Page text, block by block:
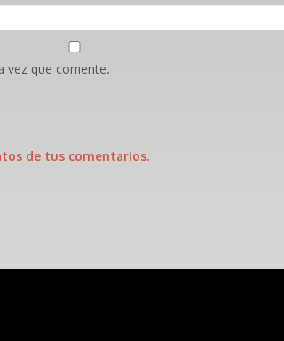
vez que comente.
de tus comentarios.